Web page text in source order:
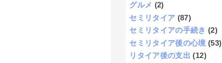
グルメ (2)
セミリタイア (87)
セミリタイアの手続き (2)
セミリタイア後の心境 (53)
リタイア後の支出 (12)